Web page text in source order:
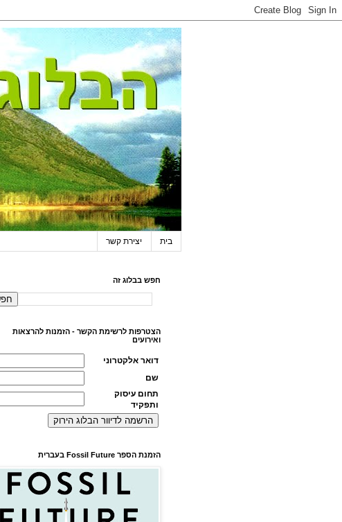
בית יצירת קשר
חפש בבלוג זה
הצטרפות לרשימת הקשר - הזמנות להרצאות
ואירועים
דואר אלקטרוני
שם
תחום עיסוק
ותפקיד
הזמנת הספר Fossil Future בעברית